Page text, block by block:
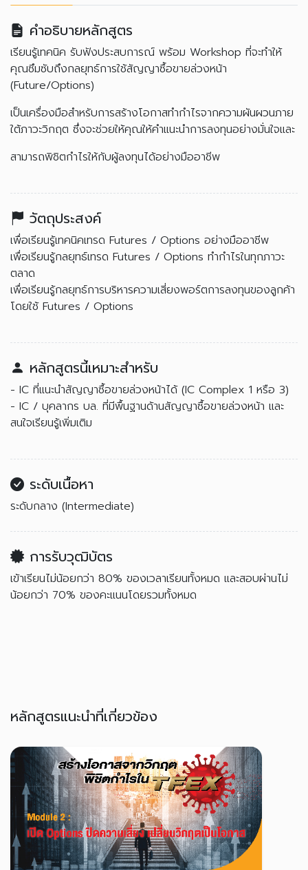
คำอธิบายหลักสูตร
เรียนรู้เทคนิค รับฟังประสบการณ์ พร้อม Workshop ที่จะทำให้
คุณซึมซับถึงกลยุทธ์การใช้สัญญาซื้อขายล่วงหน้า
(Future/Options)
เป็นเครื่องมือสำหรับการสร้างโอกาสทำกำไรจากความผันผวนภาย
ใต้ภาวะวิกฤต ซึ่งจะช่วยให้คุณให้คำแนะนำการลงทุนอย่างมั่นใจและ
สามารถพิชิตกำไรให้กับผู้ลงทุนได้อย่างมืออาชีพ
วัตถุประสงค์
เพื่อเรียนรู้เทคนิคเทรด Futures / Options อย่างมืออาชีพ
เพื่อเรียนรู้กลยุทธ์เทรด Futures / Options ทำกำไรในทุกภาวะ
ตลาด
เพื่อเรียนรู้กลยุทธ์การบริหารความเสี่ยงพอร์ตการลงทุนของลูกค้า
โดยใช้ Futures / Options
หลักสูตรนี้เหมาะสำหรับ
- IC ที่แนะนำสัญญาซื้อขายล่วงหน้าได้ (IC Complex 1 หรือ 3)
- IC / บุคลากร บล. ที่มีพื้นฐานด้านสัญญาซื้อขายล่วงหน้า และ
สนใจเรียนรู้เพิ่มเติม
ระดับเนื้อหา
ระดับกลาง (Intermediate)
การรับวุฒิบัตร
เข้าเรียนไม่น้อยกว่า 80% ของเวลาเรียนทั้งหมด และสอบผ่านไม่
น้อยกว่า 70% ของคะแนนโดยรวมทั้งหมด
หลักสูตรแนะนำที่เกี่ยวข้อง